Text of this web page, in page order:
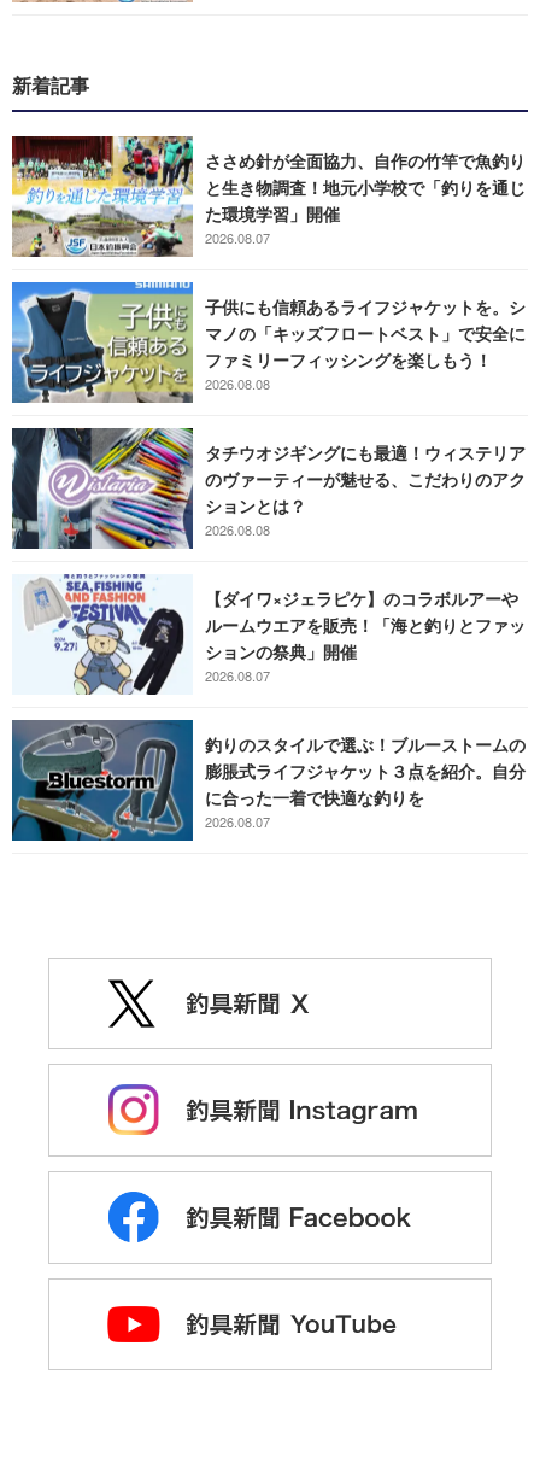
新着記事
ささめ針が全面協力、自作の竹竿で魚釣り
と生き物調査！地元小学校で「釣りを通じ
た環境学習」開催
2026.08.07
子供にも信頼あるライフジャケットを。シ
マノの「キッズフロートベスト」で安全に
ファミリーフィッシングを楽しもう！
2026.08.08
タチウオジギングにも最適！ウィステリア
のヴァーティーが魅せる、こだわりのアク
ションとは？
2026.08.08
【ダイワ×ジェラピケ】のコラボルアーや
ルームウエアを販売！「海と釣りとファッ
ションの祭典」開催
2026.08.07
釣りのスタイルで選ぶ！ブルーストームの
膨脹式ライフジャケット３点を紹介。自分
に合った一着で快適な釣りを
2026.08.07